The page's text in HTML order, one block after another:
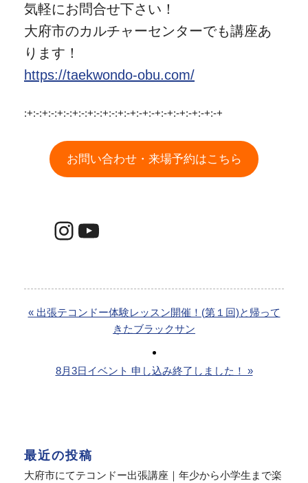
気軽にお問合せ下さい！
大府市のカルチャーセンターでも講座あ
ります！
https://taekwondo-obu.com/
:+:-:+:-:+:-:+:-:+:-:+:-:+:-+:-+:-+:-+:-+:-+:-+:-+
お問い合わせ・来場予約はこちら
Instagram
YouTube
« 出張テコンドー体験レッスン開催！(第１回)と帰って
きたブラックサン
8月3日イベント 申し込み終了しました！ »
最近の投稿
大府市にてテコンドー出張講座｜年少から小学生まで楽